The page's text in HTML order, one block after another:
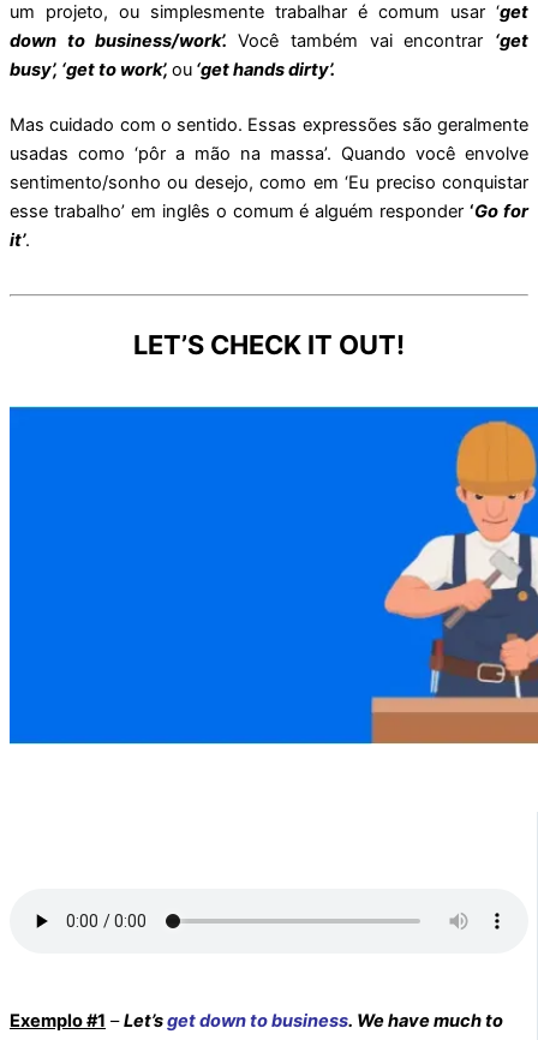
um projeto, ou simplesmente trabalhar é comum usar ‘get
down to business/work’.Você também vai encontrar ‘get
busy’, ‘get to work’, ou ‘get hands dirty’.
Mas cuidado com o sentido. Essas expressões são geralmente
usadas como ‘pôr a mão na massa’. Quando você envolve
sentimento/sonho ou desejo, como em ‘Eu preciso conquistar
esse trabalho’ em inglês o comum é alguém responder‘Go for
it’.
LET’S CHECK IT OUT!
Exemplo #1 –Let’sget down to business. We have much to